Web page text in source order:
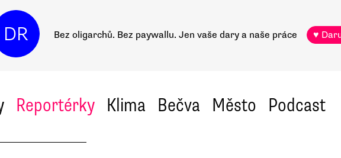
DR Bez oligarchů. Bez paywallu. Jen vaše dary a naše práce ♥
Reportérky Klima Bečva Město Podcast